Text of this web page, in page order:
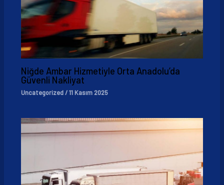
Niğde Ambar Hizmetiyle Orta Anadolu’da
Güvenli Nakliyat
Uncategorized/11 Kasım 2025